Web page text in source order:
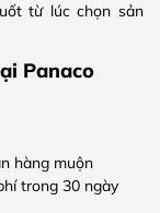
từ lúc chọn sản
Panaco
hàng muộn
trong 30 ngày